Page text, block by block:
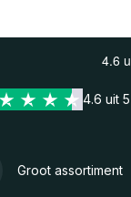
4.6 uit
Groot assortiment